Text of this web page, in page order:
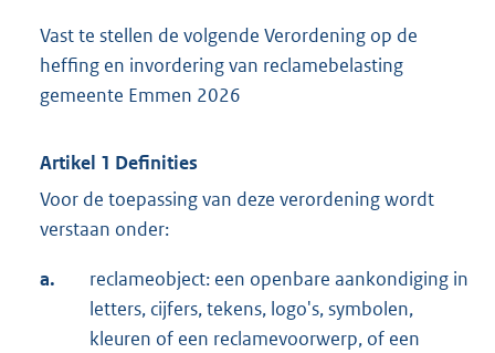
Vast te stellen de volgende Verordening op de
heffing en invordering van reclamebelasting
gemeente Emmen 2026
Artikel 1 Definities
Voor de toepassing van deze verordening wordt
verstaan onder:
a.
reclameobject: een openbare aankondiging in
letters, cijfers, tekens, logo's, symbolen,
kleuren of een reclamevoorwerp, of een